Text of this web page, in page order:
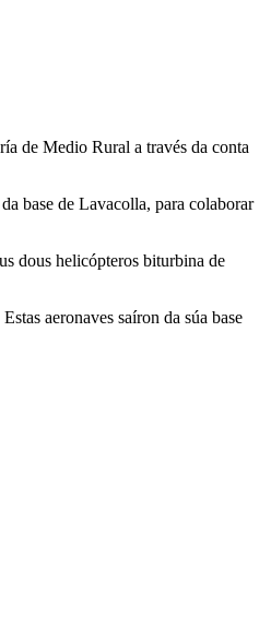
de Medio Rural a través da conta
base de Lavacolla, para colaborar
dous helicópteros biturbina de
aeronaves saíron da súa base